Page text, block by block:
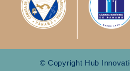
© Copyright Hub